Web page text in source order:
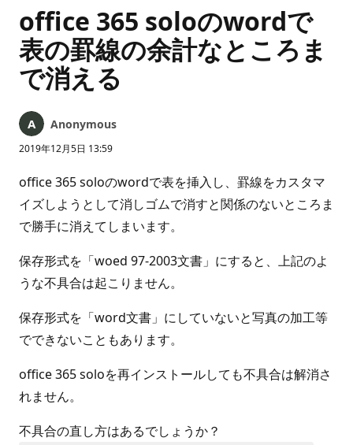
office 365 soloのwordで
表の罫線の余計なところま
で消える
Anonymous
2019年12月5日 13:59
office 365 soloのwordで表を挿入し、罫線をカスタマ
イズしようとして消しゴムで消すと関係のないところま
で勝手に消えてしまいます。
保存形式を「woed 97-2003文書」にすると、上記のよ
うな不具合は起こりません。
保存形式を「word文書」にしていないと写真の加工等
でできないこともあります。
office 365 soloを再インストールしても不具合は解消さ
れません。
不具合の直し方はあるでしょうか？